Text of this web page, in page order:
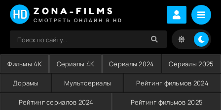
ZONA-FILMS
СМОТРЕТЬ ОНЛАЙН В HD
Фильмы 4K Сериалы 4K Сериалы 2024 Сериалы 2025
Дорамы Мультсериалы Рейтинг фильмов 2024
Рейтинг сериалов 2024 Рейтинг фильмов 2025